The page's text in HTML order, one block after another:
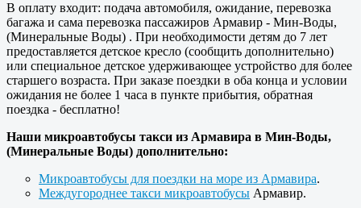
В оплату входит: подача автомобиля, ожидание, перевозка
багажа и сама перевозка пассажиров Армавир - Мин-Воды,
(Минеральные Воды) . При необходимости детям до 7 лет
предоставляется детское кресло (сообщить дополнительно)
или специальное детское удерживающее устройство для более
старшего возраста. При заказе поездки в оба конца и условии
ожидания не более 1 часа в пункте прибытия, обратная
поездка - бесплатно!
Наши микроавтобусы такси из Армавира в Мин-Воды,
(Минеральные Воды) дополнительно:
Микроавтобусы для поездки на море из Армавира.
Междугороднее такси микроавтобусы Армавир.